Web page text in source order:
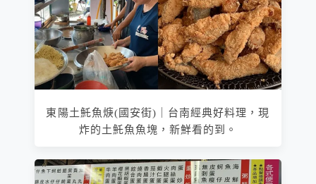
東陽土魠魚焿(國安街)｜台南經典好料理，現
炸的土魠魚魚塊，新鮮看的到。